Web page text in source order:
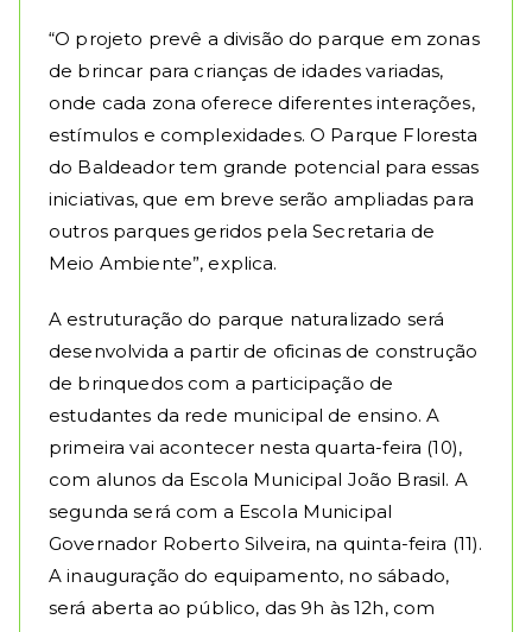
“O projeto prevê a divisão do parque em zonas
de brincar para crianças de idades variadas,
onde cada zona oferece diferentes interações,
estímulos e complexidades. O Parque Floresta
do Baldeador tem grande potencial para essas
iniciativas, que em breve serão ampliadas para
outros parques geridos pela Secretaria de
Meio Ambiente”, explica.
A estruturação do parque naturalizado será
desenvolvida a partir de oficinas de construção
de brinquedos com a participação de
estudantes da rede municipal de ensino. A
primeira vai acontecer nesta quarta-feira (10),
com alunos da Escola Municipal João Brasil. A
segunda será com a Escola Municipal
Governador Roberto Silveira, na quinta-feira (11).
A inauguração do equipamento, no sábado,
será aberta ao público, das 9h às 12h, com